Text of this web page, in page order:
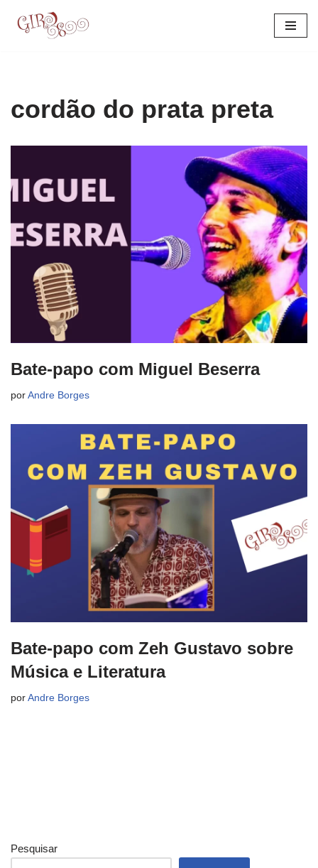
cordão do prata preta
Bate-papo com Miguel Beserra
por Andre Borges
Bate-papo com Zeh Gustavo sobre
Música e Literatura
por Andre Borges
Pesquisar